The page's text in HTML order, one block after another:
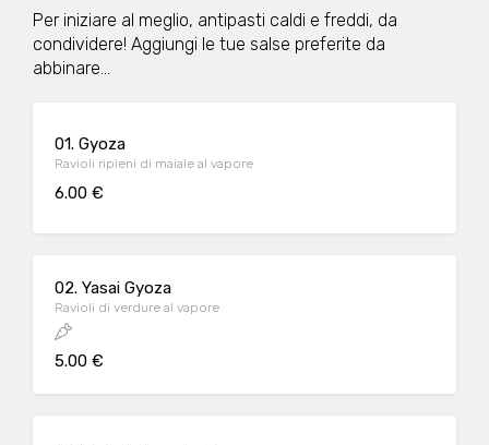
Per iniziare al meglio, antipasti caldi e freddi, da
condividere! Aggiungi le tue salse preferite da
abbinare...
01. Gyoza
Ravioli ripieni di maiale al vapore
6.00 €
02. Yasai Gyoza
Ravioli di verdure al vapore
5.00 €